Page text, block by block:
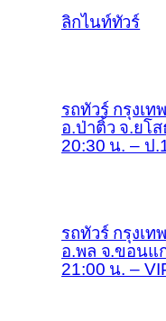
ลิกไนท์ทัวร์
รถทัวร์ กรุงเท
อ.ป่าติ้ว จ.ยโส
20:30 น. – ป
รถทัวร์ กรุงเท
อ.พล จ.ขอนแ
21:00 น. –